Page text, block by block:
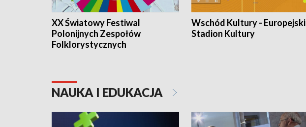
XX Światowy Festiwal
Polonijnych Zespołów
Folklorystycznych
Wschód Kultury - Europejski
Stadion Kultury
NAUKA I EDUKACJA